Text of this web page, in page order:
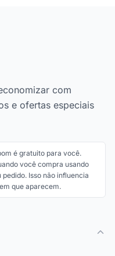
com
e ofertas especiais
é gratuito para você.
você compra usando
Isso não influencia
que aparecem.